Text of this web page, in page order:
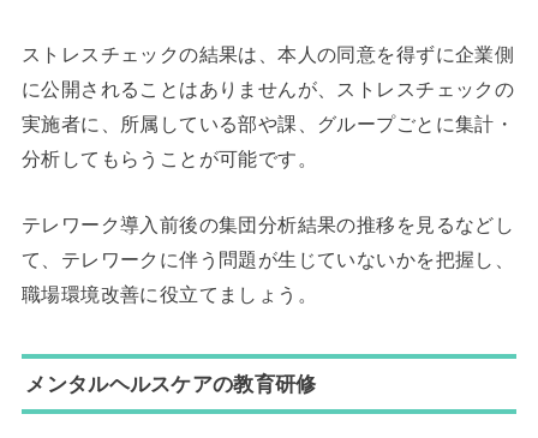
ストレスチェックの結果は、本人の同意を得ずに企業側
に公開されることはありませんが、ストレスチェックの
実施者に、所属している部や課、グループごとに集計・
分析してもらうことが可能です。
テレワーク導入前後の集団分析結果の推移を見るなどし
て、テレワークに伴う問題が生じていないかを把握し、
職場環境改善に役立てましょう。
メンタルヘルスケアの教育研修